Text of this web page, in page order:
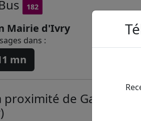
182
Mairie d'Ivry
dans :
mn
de Gabriel